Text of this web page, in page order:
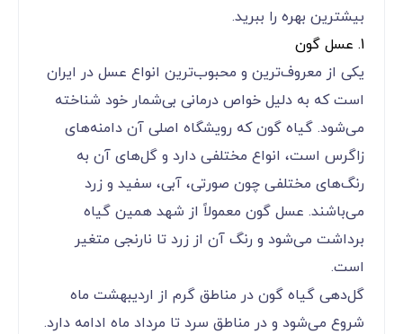
بیشترین بهره را ببرید.
1. عسل گون
یکی از معروف‌ترین و محبوب‌ترین انواع عسل در ایران
است که به دلیل خواص درمانی بی‌شمار خود شناخته
می‌شود. گیاه گون که رویشگاه اصلی آن دامنه‌های
زاگرس است، انواع مختلفی دارد و گل‌های آن به
رنگ‌های مختلفی چون صورتی، آبی، سفید و زرد
می‌باشند. عسل گون معمولاً از شهد همین گیاه
برداشت می‌شود و رنگ آن از زرد تا نارنجی متغیر
است.
گل‌دهی گیاه گون در مناطق گرم از اردیبهشت ماه
شروع می‌شود و در مناطق سرد تا مرداد ماه ادامه دارد.